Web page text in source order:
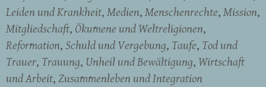
Leiden und Krankheit Medien Menschenrechte Mission
Mitgliedschaft Ökumene und Weltreligionen
Reformation Schuld und Vergebung Taufe Tod und
Trauer Trauung Unheil und Bewältigung Wirtschaft
und Arbeit Zusammenleben und Integration